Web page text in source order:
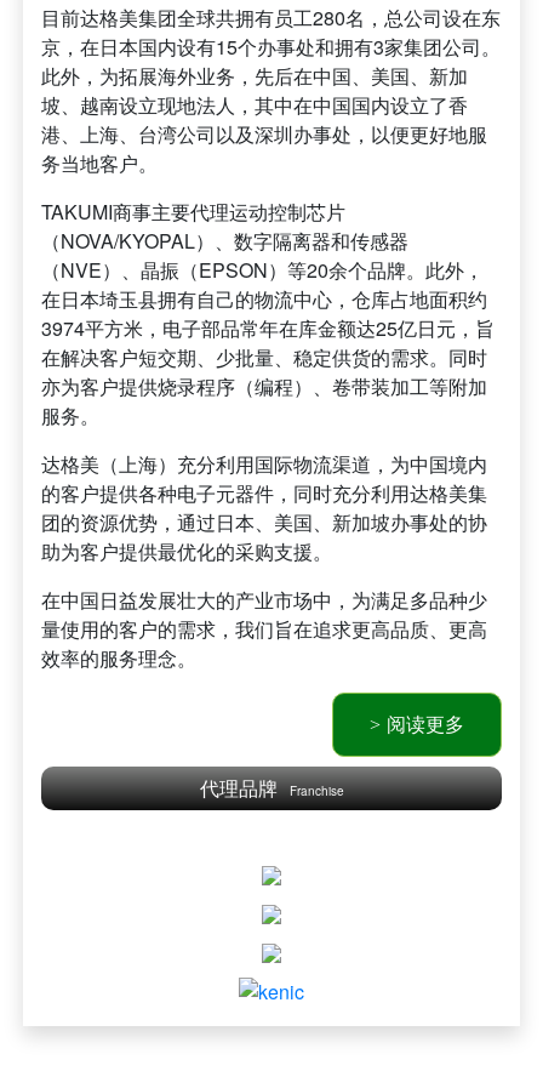
目前达格美集团全球共拥有员工280名，总公司设在东
京，在日本国内设有15个办事处和拥有3家集团公司。
此外，为拓展海外业务，先后在中国、美国、新加
坡、越南设立现地法人，其中在中国国内设立了香
港、上海、台湾公司以及深圳办事处，以便更好地服
务当地客户。
TAKUMI商事主要代理运动控制芯片
（NOVA/KYOPAL）、数字隔离器和传感器
（NVE）、晶振（EPSON）等20余个品牌。此外，
在日本埼玉县拥有自己的物流中心，仓库占地面积约
3974平方米，电子部品常年在库金额达25亿日元，旨
在解决客户短交期、少批量、稳定供货的需求。同时
亦为客户提供烧录程序（编程）、卷带装加工等附加
服务。
达格美（上海）充分利用国际物流渠道，为中国境内
的客户提供各种电子元器件，同时充分利用达格美集
团的资源优势，通过日本、美国、新加坡办事处的协
助为客户提供最优化的采购支援。
在中国日益发展壮大的产业市场中，为满足多品种少
量使用的客户的需求，我们旨在追求更高品质、更高
效率的服务理念。
阅读更多
代理品牌 Franchise